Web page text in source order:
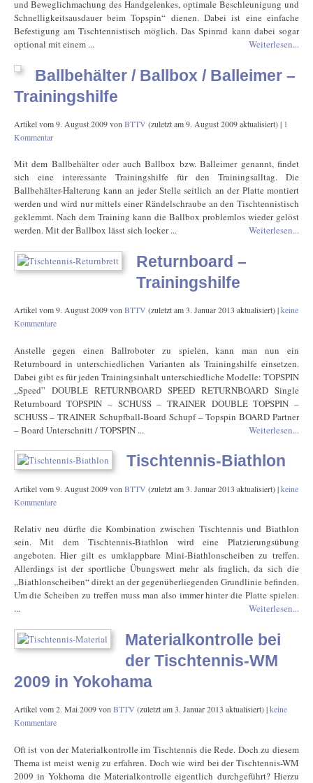
und Beweglichmachung des Handgelenkes, optimale Beschleunigung und
Schnelligkeitsausdauer beim Topspin“ dienen. Dabei ist eine einfache
Befestigung am Tischtennistisch möglich. Das Spinrad kann dabei sogar
optional mit einem ...
Weiterlesen...
Ballbehälter / Ballbox / Balleimer –
Trainingshilfe
Artikel vom9. August 2009von BTTV (zuletzt am9. August 2009aktualisiert) | 1
Kommentar
Mit dem Ballbehälter oder auch Ballbox bzw. Balleimer genannt, findet
sich eine interessante Trainingshilfe für den Trainingsalltag. Die
Ballbehälter-Halterung kann an jeder Stelle seitlich an der Platte montiert
werden und wird nur mittels einer Rändelschraube an den Tischtennistisch
geklemmt. Nach dem Training kann die Ballbox problemlos wieder gelöst
werden. Mit der Ballbox lässt sich locker ...
Weiterlesen...
Returnboard –
Trainingshilfe
Artikel vom9. August 2009vonBTTV (zuletzt am3. Januar 2013 aktualisiert) |keine
Kommentare
Anstelle gegen einen Ballroboter zu spielen, kann man nun ein
Returnboard in unterschiedlichen Varianten als Trainingshilfe einsetzen.
Dabei gibt es für jeden Trainingsinhalt unterschiedliche Modelle: TOPSPIN
„Speed” DOUBLE RETURNBOARD SPEED RETURNBOARD Single
Returnboard TOPSPIN – SCHUSS – TRAINER DOUBLE TOPSPIN –
SCHUSS – TRAINER Schupfball-Board Schupf – Topspin BOARD Partner
– Board Unterschnitt / TOPSPIN ...
Weiterlesen...
Tischtennis-Biathlon
Artikel vom9. August 2009von BTTV (zuletzt am3. Januar 2013 aktualisiert) |keine
Kommentare
Relativ neu dürfte die Kombination zwischen Tischtennis und Biathlon
sein. Mit dem Tischtennis-Biathlon wird eine Platzierungsübung
angeboten. Hier gilt es umklappbare Mini-Biathlonscheiben zu treffen.
Allerdings ist der sportliche Übungswert mehr als fraglich, da sich die
„Biathlonscheiben“ direkt an der gegenüberliegenden Grundlinie befinden.
Um die Scheiben zu treffen muss man also immer hinter die Platte spielen.
...
Weiterlesen...
Materialkontrolle bei
der Tischtennis-WM
2009 in Yokohama
Artikel vom2. Mai 2009von BTTV (zuletzt am3. Januar 2013 aktualisiert) |keine
Kommentare
Oft ist von der Materialkontrolle im Tischtennis die Rede. Doch zu diesem
Thema ist meist wenig zu erfahren. Doch wie wird bei der Tischtennis-WM
2009 in Yokhoma die Materialkontrolle eigentlich durchgeführt? Hierzu